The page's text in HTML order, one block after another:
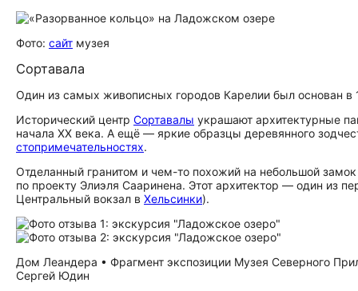
Фото: сайт музея
Сортавала
Один из самых живописных городов Карелии был основан в
Исторический центр Сортавалы украшают архитектурные
начала XX века. А ещё — яркие образцы деревянного
сто­при­ме­ча­тель­но­стях.
Отделанный гранитом и чем-то похожий на небольшой
по проекту Элиэля Сааринена. Этот архитектор — один из
Центральный вокзал в Хельсинки).
Дом Леандера • Фрагмент экспозиции Музея Северного
Сергей Юдин